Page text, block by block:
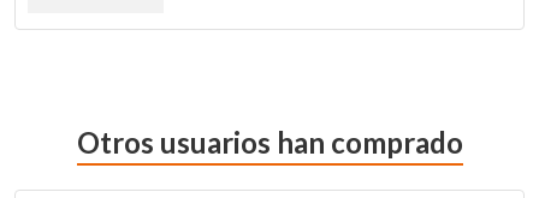
Otros usuarios han comprado